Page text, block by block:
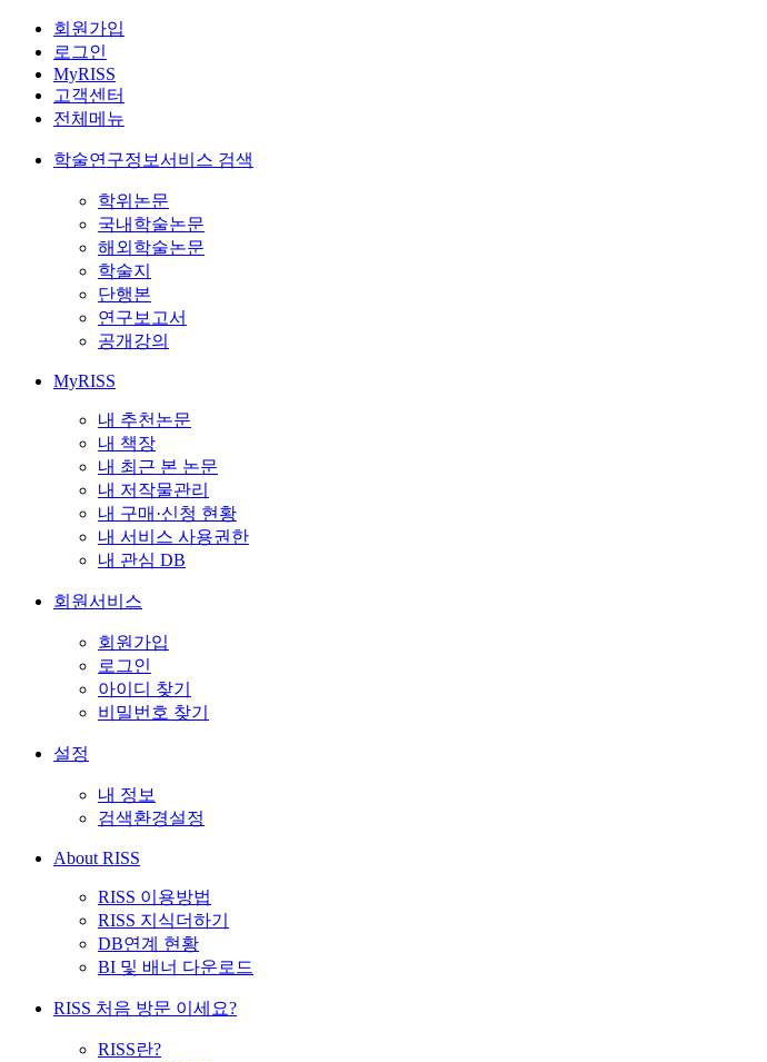
회원가입
로그인
MyRISS
고객센터
전체메뉴
학술연구정보서비스 검색
학위논문
국내학술논문
해외학술논문
학술지
단행본
연구보고서
공개강의
MyRISS
내 추천논문
내 책장
내 최근 본 논문
내 저작물관리
내 구매·신청 현황
내 서비스 사용권한
내 관심 DB
회원서비스
회원가입
로그인
아이디 찾기
비밀번호 찾기
설정
내 정보
검색환경설정
About RISS
RISS 이용방법
RISS 지식더하기
DB연계 현황
BI 및 배너 다운로드
RISS 처음 방문 이세요?
RISS란?